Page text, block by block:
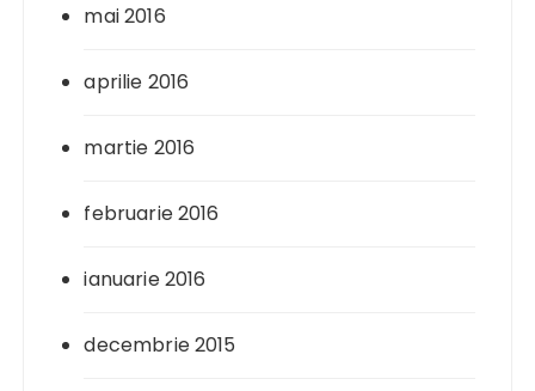
mai 2016
aprilie 2016
martie 2016
februarie 2016
ianuarie 2016
decembrie 2015